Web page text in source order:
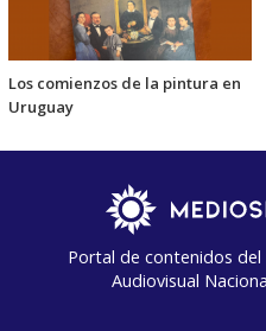
Los comienzos de la pintura en
Uruguay
Portal de contenidos del
Audiovisual